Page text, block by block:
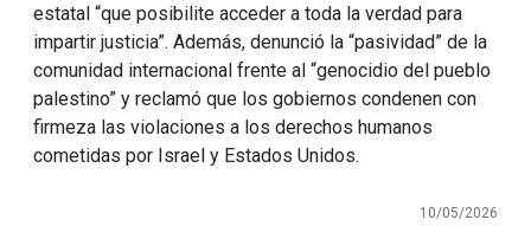
estatal “que posibilite acceder a toda la verdad para
impartir justicia”. Además, denunció la “pasividad” de la
comunidad internacional frente al “genocidio del pueblo
palestino” y reclamó que los gobiernos condenen con
firmeza las violaciones a los derechos humanos
cometidas por Israel y Estados Unidos.
10/05/2026